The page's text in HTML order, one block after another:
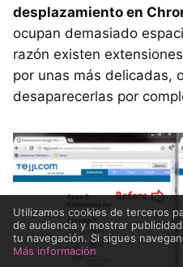
desplazamiento en
ocupan demasiado
razón existen
por unas más delicadas,
desaparecerlas por
Utilizamos cookies de terceros
de audiencia y mostrar
tu navegación. Si sigues
Más información